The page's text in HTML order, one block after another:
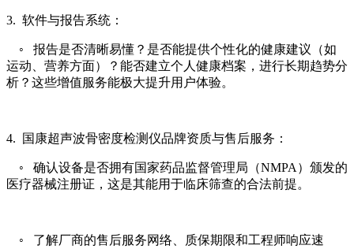
3. 软件与报告系统：
◦ 报告是否清晰易懂？是否能提供个性化的健康建议（如
运动、营养方面）？能否建立个人健康档案，进行长期趋势分
析？这些增值服务能极大提升用户体验。
4. 国康超声波骨密度检测仪品牌资质与售后服务：
◦ 确认设备是否拥有国家药品监督管理局（NMPA）颁发的
医疗器械注册证，这是其能用于临床筛查的合法前提。
◦ 了解厂商的售后服务网络、质保期限和工程师响应速